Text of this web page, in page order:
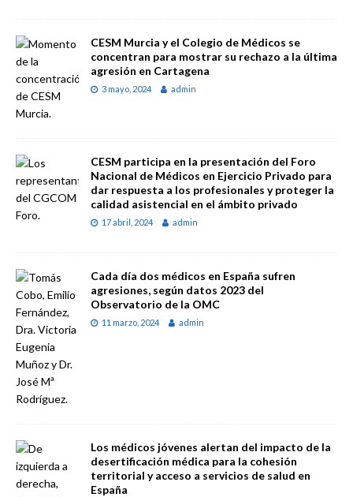
CESM Murcia y el Colegio de Médicos se
concentran para mostrar su rechazo a la última
agresión en Cartagena
3 mayo, 2024 admin
CESM participa en la presentación del Foro
Nacional de Médicos en Ejercicio Privado para
dar respuesta a los profesionales y proteger la
calidad asistencial en el ámbito privado
17 abril, 2024 admin
Cada día dos médicos en España sufren
agresiones, según datos 2023 del
Observatorio de la OMC
11 marzo, 2024 admin
Los médicos jóvenes alertan del impacto de la
desertificación médica para la cohesión
territorial y acceso a servicios de salud en
España